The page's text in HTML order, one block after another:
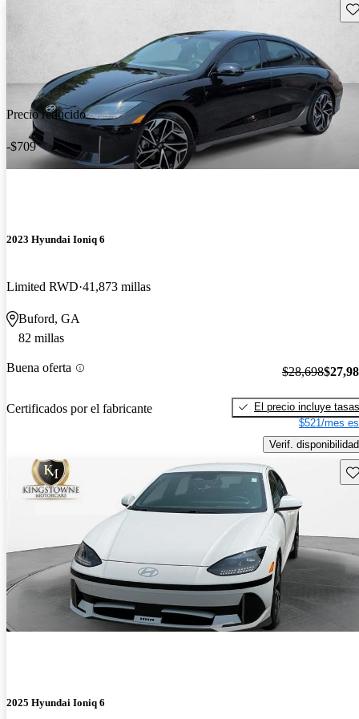
Precio reducido
-$709
2023 Hyundai Ioniq 6
Limited RWD 41,873 millas
Buford, GA
82 millas
Buena oferta
Certificados por el fabricante
$28,698
El precio incluye tasas
$521/mes
Verif. disponibilidad
2025 Hyundai Ioniq 6